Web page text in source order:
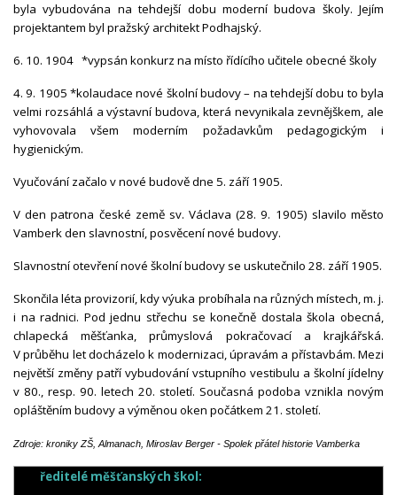
byla vybudována na tehdejší dobu moderní budova školy. Jejím
projektantem byl pražský architekt Podhajský.
6. 10. 1904 *vypsán konkurz na místo řídícího učitele obecné školy
4. 9. 1905 *kolaudace nové školní budovy – na tehdejší dobu to byla
velmi rozsáhlá a výstavní budova, která nevynikala zevnějškem, ale
vyhovovala všem moderním požadavkům pedagogickým i
hygienickým.
Vyučování začalo v nové budově dne 5. září 1905.
V den patrona české země sv. Václava (28. 9. 1905) slavilo město
Vamberk den slavnostní, posvěcení nové budovy.
Slavnostní otevření nové školní budovy se uskutečnilo 28. září 1905.
Skončila léta provizorií, kdy výuka probíhala na různých místech, m. j.
i na radnici. Pod jednu střechu se konečně dostala škola obecná,
chlapecká měšťanka, průmyslová pokračovací a krajkářská.
V průběhu let docházelo k modernizaci, úpravám a přístavbám. Mezi
největší změny patří vybudování vstupního vestibulu a školní jídelny
v 80., resp. 90. letech 20. století. Současná podoba vznikla novým
opláštěním budovy a výměnou oken počátkem 21. století.
Zdroje: kroniky ZŠ, Almanach, Miroslav Berger - Spolek přátel historie Vamberka
ředitelé měšťanských škol: